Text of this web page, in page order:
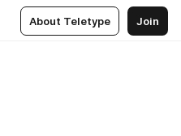
About Teletype Join